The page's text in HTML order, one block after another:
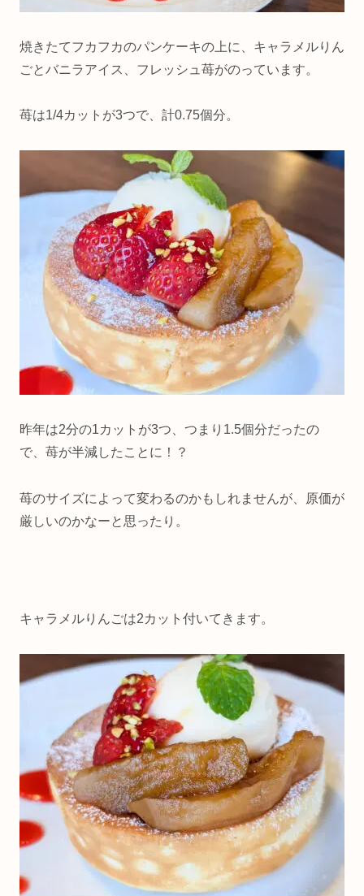
焼きたてフカフカのパンケーキの上に、キャラメルりん
ごとバニラアイス、フレッシュ苺がのっています。
苺は1/4カットが3つで、計0.75個分。
昨年は2分の1カットが3つ、つまり1.5個分だったの
で、苺が半減したことに！？
苺のサイズによって変わるのかもしれませんが、原価が
厳しいのかなーと思ったり。
キャラメルりんごは2カット付いてきます。